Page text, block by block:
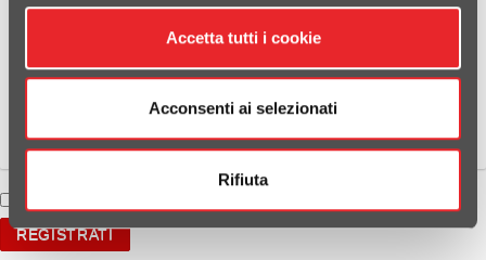
Accetta tutti i cookie
Acconsenti ai selezionati
Rifiuta
*